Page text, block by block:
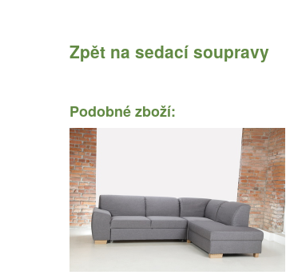
Zpět na sedací soupravy
Podobné zboží: